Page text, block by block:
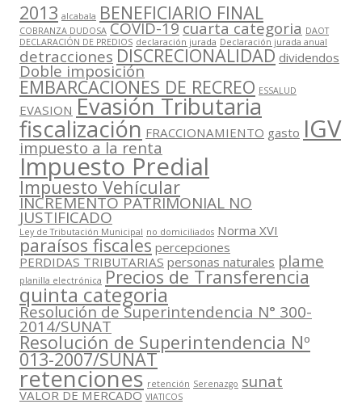
2013 alcabala BENEFICIARIO FINAL
COBRANZA DUDOSA COVID-19cuarta categoria DAOT
DECLARACIÓN DE PREDIOS declaración jurada Declaración jurada anual
detracciones DISCRECIONALIDAD dividendos
Doble imposición
EMBARCACIONES DE RECREO ESSALUD
EVASION Evasión Tributaria
fiscalización FRACCIONAMIENTO gasto IGV
impuesto a la renta
Impuesto Predial
Impuesto Vehícular
INCREMENTO PATRIMONIAL NO
JUSTIFICADO
Ley de Tributación Municipal no domiciliados Norma XVI
paraísos fiscales percepciones
PERDIDAS TRIBUTARIAS personas naturales plame
planilla electrónica Precios de Transferencia
quinta categoria
Resolución de Superintendencia N° 300-
2014/SUNAT
Resolución de Superintendencia Nº
013-2007/SUNAT
retenciones retención Serenazgo sunat
VALOR DE MERCADO VIATICOS